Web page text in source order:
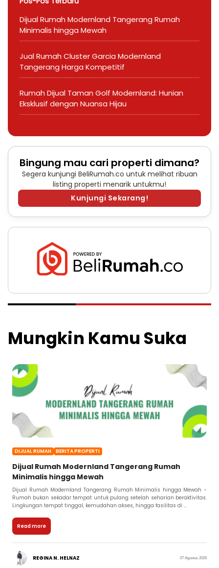
Dijual Rumah Modernland Tangerang Rumah
Minimalis hingga Mewah
Jual Rumah Cluster Garcia Modernland
Tangerang Harga Kompetitif
Rumah Dijual Taman Golf Modernland: Hunian
Eksklusif dengan Nuansa Hijau
Bingung mau cari properti dimana?
Segera kunjungi BeliRumah.co untuk melihat ribuan
listing properti menarik untukmu!
Kunjungi Sekarang!
Mungkin Kamu Suka
DIJUAL RUMAH BERITA PROPERTI
Dijual Rumah Modernland Tangerang Rumah
Minimalis hingga Mewah
Dijual Rumah Modernland Tangerang Rumah Minimalis hingga Mewah -
Rumah bukan sekadar tempat untuk pulang setelah seharian beraktivitas.
Lingkungan tempat tinggal, kemudahan akses, hingga fasilitas di ...
Read more
REGINA N. HELNAZ 07 Agustus 2026